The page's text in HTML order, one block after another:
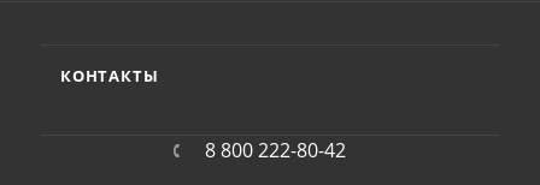
КОНТАКТЫ
8 800 222-80-42